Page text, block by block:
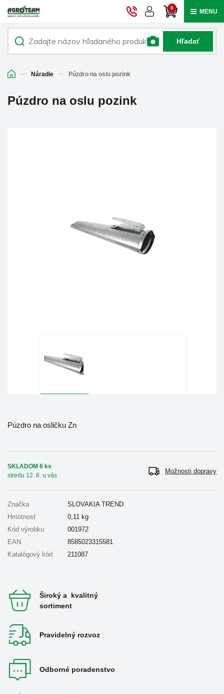
0 MENU
Hľadať
Náradie Púzdro na oslu pozink
Púzdro na oslu pozink
Púzdro na osličku Zn
SKLADOM 6 ks
stredu 12. 8. u vás
Možnosti dopravy
Značka
SLOVAKIA TREND
Hmotnosť
0,11 kg
Kód výrobku
001972
EAN
8585023315581
Katalógový kód
211087
Široký a kvalitný
sortiment
Pravidelný rozvoz
Odborné poradenstvo